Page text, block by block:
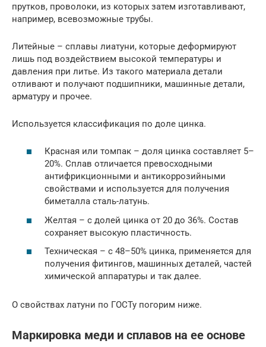
прутков, проволоки, из которых затем изготавливают,
например, всевозможные трубы.
Литейные – сплавы лиатуни, которые деформируют
лишь под воздействием высокой температуры и
давления при литье. Из такого материала детали
отливают и получают подшипники, машинные детали,
арматуру и прочее.
Используется классификация по доле цинка.
Красная или томпак – доля цинка составляет 5–
20%. Сплав отличается превосходными
антифрикционными и антикоррозийными
свойствами и используется для получения
биметалла сталь-латунь.
Желтая – с долей цинка от 20 до 36%. Состав
сохраняет высокую пластичность.
Техническая – с 48–50% цинка, применяется для
получения фитингов, машинных деталей, частей
химической аппаратуры и так далее.
О свойствах латуни по ГОСТу погорим ниже.
Маркировка меди и сплавов на ее основе